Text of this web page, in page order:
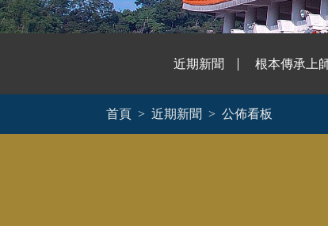
近期新聞 根本傳承上
首頁 近期新聞 公佈看板